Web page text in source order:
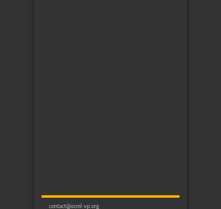
contact@ocml-vp.org